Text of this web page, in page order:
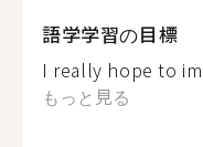
語学学習の目標
I really hope to
もっと見る